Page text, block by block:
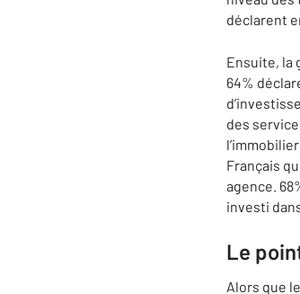
déclarent
Ensuite, la
64%
des
Français
agence.
investi
Le
Alors que